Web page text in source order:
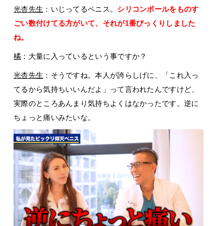
光杏先生 ：いじってるペニス。 シリコンボールをものす
ごい数付けてる方がいて、それが1番びっくりしました
ね。
橘 ：大量に入っているという事ですか？
光杏先生 ：そうですね。本人が誇らしげに、「これ入っ
てるから気持ちいいんだよ」って言われたんですけど、
実際のところあんまり気持ちよくはなかったです。逆に
ちょっと痛いみたいな。